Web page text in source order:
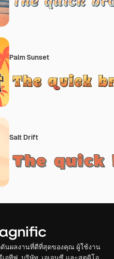
Palm Sunset
Salt Drift
นผลงานที่ดีที่สุดของคุณ ผู้ใช้งาน